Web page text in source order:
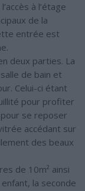
à l’étage
de la
entrée est
deux parties. La
de bain et
Celui-ci étant
pour profiter
pour se reposer
accédant sur
des beaux
de 10m² ainsi
la seconde